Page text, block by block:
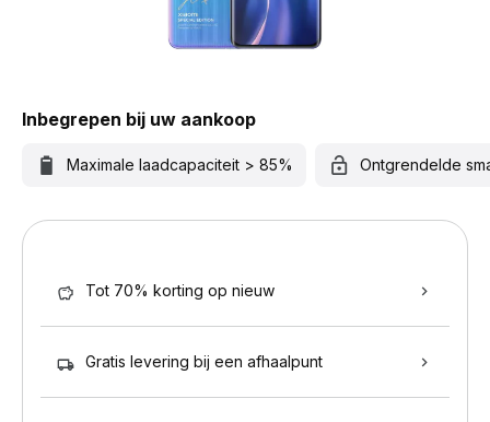
Inbegrepen bij uw aankoop
Maximale laadcapaciteit > 85% Ontgrendelde
Tot 70% korting op nieuw
Gratis levering bij een afhaalpunt